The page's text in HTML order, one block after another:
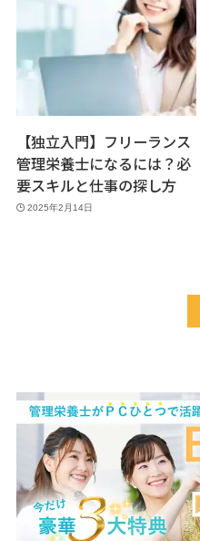
【独立入門】フリーランス
管理栄養士になるには？必
要スキルと仕事の探し方
2025年2月14日